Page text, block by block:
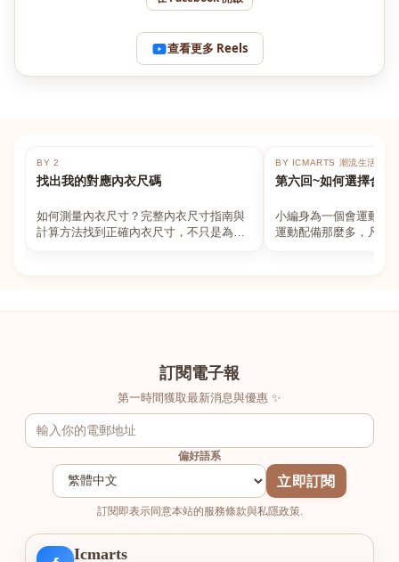
查看更多 Reels
BY 2
找出我的對應內衣尺碼
如何測量內衣尺寸？完整內衣尺寸指南與
計算方法找到正確內衣尺寸，不只是為了
BY ICMARTS 潮流生活百貨
第六回~如何選擇合適
小編身為一個會運動的
運動配備那麼多，凡舉
訂閱電子報
第一時間獲取最新消息與優惠 ✨
偏好語系
立即訂閱
訂閱即表示同意本站的服務條款與私隱政策.
Icmarts